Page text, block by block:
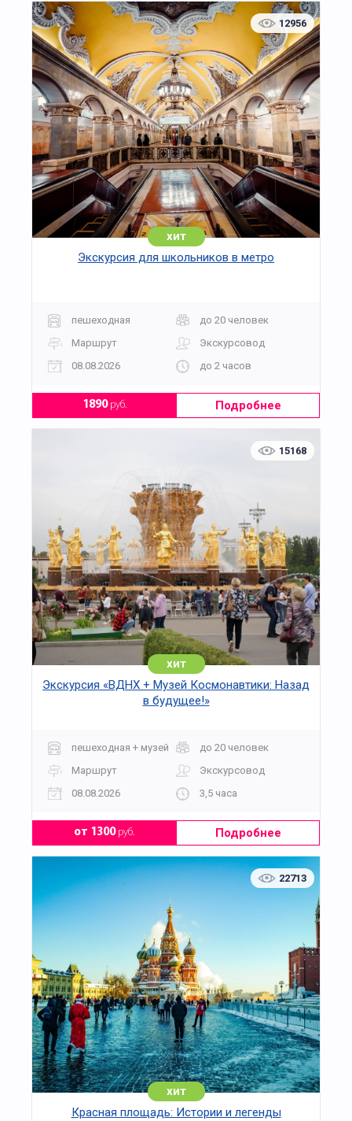
речевых интонаций персонажей. Сценическое
действие сопровождается краткими
музейными комментариями, связывающими
пьесу с историей ансамбля «Царицыно».
Формат предусматривает интерактивные
эпизоды: зрители помогают героям сделать
верный выбор и вместе приходят к выводу, что
истинная красота проявляется в делах и чистом
сердце. Такой подход усиливает вовлечённость
и закрепляет ключевые идеи автора.
Программа рассчитана на школьные и
семейные группы; она объединяет театр,
историю и музейную педагогику, развивает
внимательность к деталям эпохи и формирует
интерес к культурному наследию.
царевиче Хлоре и Розе без шипов» —
гармоничное соединение искусства и
просвещения; посещение станет заметным и
познавательным событием для детей и
взрослых.
12956
хит
Экскурсия для школьников в метро
пешеходная
до 20 человек
Маршрут
Экскурсовод
08.08.2026
до 2 часов
1890руб. Подробнее
15168
хит
Экскурсия «ВДНХ + Музей Космонавтики: Назад
в будущее!»
пешеходная + музей
до 20 человек
Маршрут
Экскурсовод
08.08.2026
3,5 часа
от 1300руб. Подробнее
22713
хит
Красная площадь: Истории и легенды